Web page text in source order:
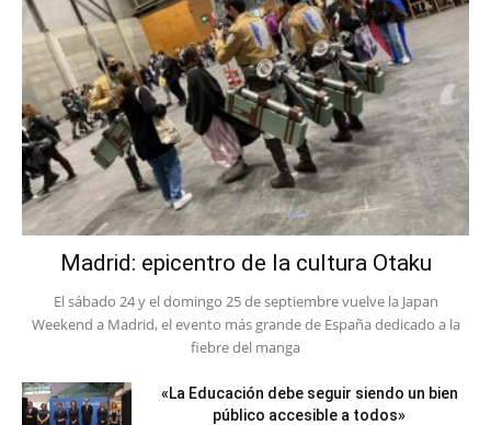
Madrid: epicentro de la cultura Otaku
El sábado 24 y el domingo 25 de septiembre vuelve la Japan
Weekend a Madrid, el evento más grande de España dedicado a la
fiebre del manga
«La Educación debe seguir siendo un bien
público accesible a todos»